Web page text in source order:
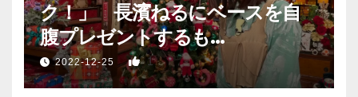
ク！」 長濱ねるにベースを自
腹プレゼントするも…
2022-12-25 1